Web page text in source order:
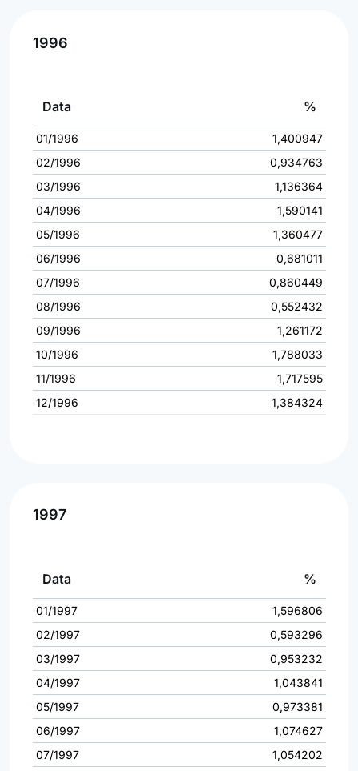
1996
Data %
01/1996
1,400947
02/1996
0,934763
03/1996
1,136364
04/1996
1,590141
05/1996
1,360477
06/1996
0,681011
07/1996
0,860449
08/1996
0,552432
09/1996
1,261172
10/1996
1,788033
11/1996
1,717595
12/1996
1,384324
1997
Data %
01/1997
1,596806
02/1997
0,593296
03/1997
0,953232
04/1997
1,043841
05/1997
0,973381
06/1997
1,074627
07/1997
1,054202